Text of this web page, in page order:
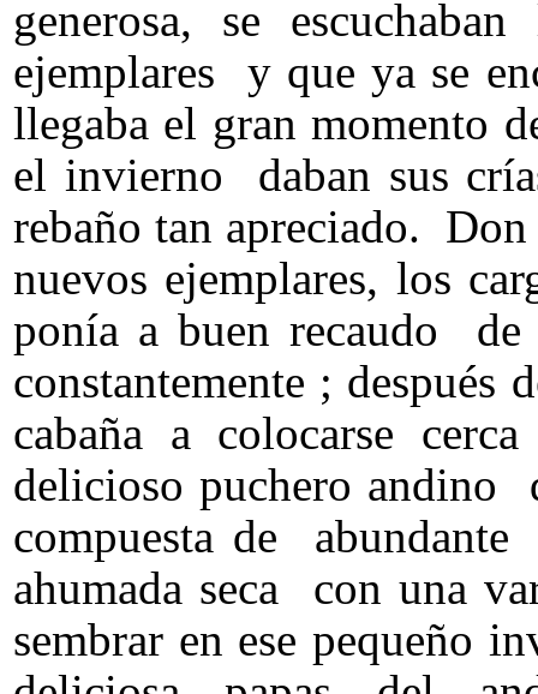
generosa, se
ejemplares y que ya se
llegaba el gran momento
el invierno daban sus
rebaño tan apreciado.
nuevos ejemplares, los
ponía a buen recaudo de
constantemente ; después
cabaña a colocarse
delicioso puchero andino
compuesta de
ahumada seca con una
sembrar en ese pequeño